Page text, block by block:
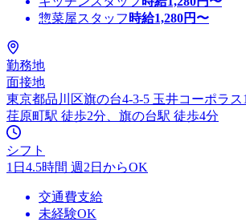
惣菜屋スタッフ 時給1,280円〜
勤務地
面接地
東京都品川区旗の台4-3-5 玉井コーポラス
荏原町駅 徒歩2分、旗の台駅 徒歩4分
シフト
1日4.5時間 週2日からOK
交通費支給
未経験OK